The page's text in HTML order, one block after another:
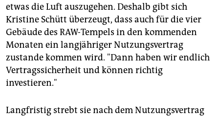
etwas die Luft auszugehen. Deshalb gibt sich
Kristine Schütt überzeugt, dass auch für die vier
Gebäude des RAW-Tempels in den kommenden
Monaten ein langjähriger Nutzungsvertrag
zustande kommen wird. "Dann haben wir endlich
Vertragssicherheit und können richtig
investieren."
Langfristig strebt sie nach dem Nutzungsvertrag